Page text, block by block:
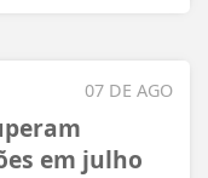
07 DE AGO
em julho